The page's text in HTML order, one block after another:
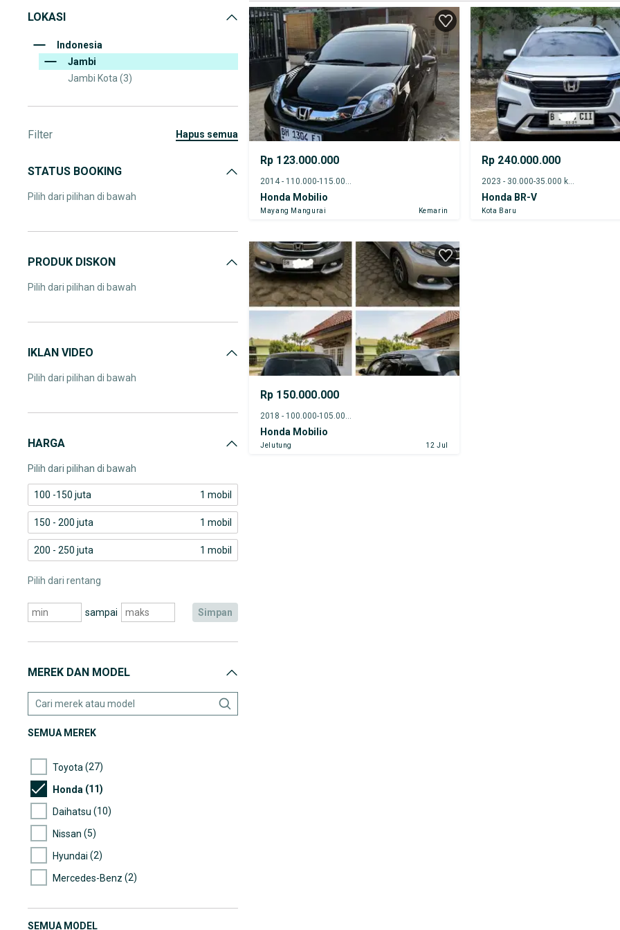
LOKASI
Indonesia
Jambi
Jambi Kota (3)
Filter hapus semua
STATUS BOOKING
Pilih dari pilihan di bawah
PRODUK DISKON
Pilih dari pilihan di bawah
IKLAN VIDEO
Pilih dari pilihan di bawah
HARGA
Pilih dari pilihan di bawah
100 -150 juta 1 mobil
150 - 200 juta 1 mobil
200 - 250 juta 1 mobil
Pilih dari rentang
sampai simpan
MEREK DAN MODEL
SEMUA MEREK
Toyota (27)
Honda (11)
Daihatsu (10)
Nissan (5)
Hyundai (2)
Mercedes-Benz (2)
Datsun (1)
SEMUA MODEL
Rp 123.000.000
Honda Mobilio
Mayang Mangurai Kemarin
Rp 240.000.000
2023 - 30.000-35.000 km
Honda BR-V
Kota Baru
Rp 150.000.000
Honda Mobilio
Jelutung 12 Jul